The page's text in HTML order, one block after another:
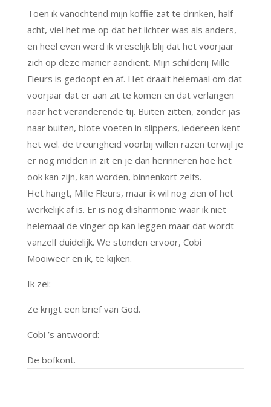
Toen ik vanochtend mijn koffie zat te drinken, half
acht, viel het me op dat het lichter was als anders,
en heel even werd ik vreselijk blij dat het voorjaar
zich op deze manier aandient. Mijn schilderij Mille
Fleurs is gedoopt en af. Het draait helemaal om dat
voorjaar dat er aan zit te komen en dat verlangen
naar het veranderende tij. Buiten zitten, zonder jas
naar buiten, blote voeten in slippers, iedereen kent
het wel. de treurigheid voorbij willen razen terwijl je
er nog midden in zit en je dan herinneren hoe het
ook kan zijn, kan worden, binnenkort zelfs.
Het hangt, Mille Fleurs, maar ik wil nog zien of het
werkelijk af is. Er is nog disharmonie waar ik niet
helemaal de vinger op kan leggen maar dat wordt
vanzelf duidelijk. We stonden ervoor, Cobi
Mooiweer en ik, te kijken.
Ik zei:
Ze krijgt een brief van God.
Cobi ’s antwoord:
De bofkont.